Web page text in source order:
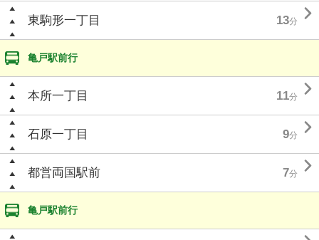
東駒形一丁目 13分 
亀戸駅前行
本所一丁目 11分 
石原一丁目 9分 
都営両国駅前 7分 
亀戸駅前行